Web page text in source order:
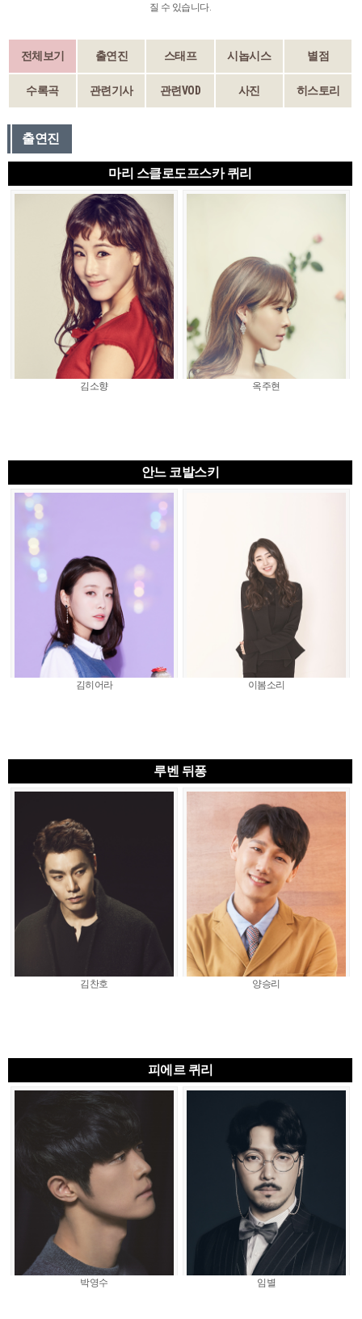
질 수 있습니다.
전체보기 출연진 스태프 시놉시스 별점
수록곡 관련기사 관련VOD 사진 히스토리
출연진
마리 스클로도프스카 퀴리
김소향 옥주현
안느 코발스키
김히어라 이봄소리
루벤 뒤퐁
김찬호 양승리
피에르 퀴리
박영수 임별